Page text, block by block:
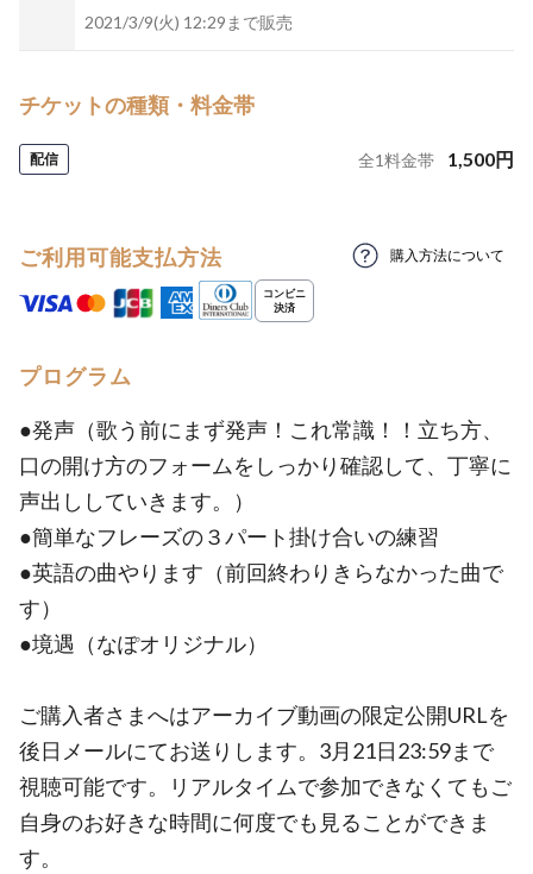
2021/3/9(火) 12:29まで販売
チケットの種類・料金帯
配信 全1料金帯 1,500円
ご利用可能支払方法 購入方法について
プログラム
●発声（歌う前にまず発声！これ常識！！立ち方、
口の開け方のフォームをしっかり確認して、丁寧に
声出ししていきます。）
●簡単なフレーズの３パート掛け合いの練習
●英語の曲やります（前回終わりきらなかった曲で
す）
●境遇（なぽオリジナル）
ご購入者さまへはアーカイブ動画の限定公開URLを
後日メールにてお送りします。3月21日23:59まで
視聴可能です。リアルタイムで参加できなくてもご
自身のお好きな時間に何度でも見ることができま
す。